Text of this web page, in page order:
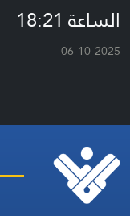
الساعة 18:21
06-10-2025